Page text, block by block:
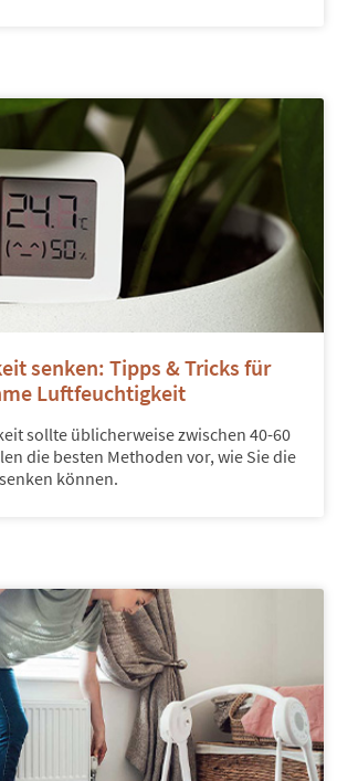
senken: Tipps & Tricks für
Luftfeuchtigkeit
sollte üblicherweise zwischen 40-60
die besten Methoden vor, wie Sie die
können.